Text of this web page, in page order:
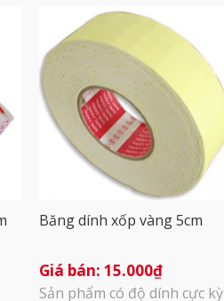
Băng dính xốp vàng 5cm
15.000₫
Sản phẩm có độ dính cực kỳ